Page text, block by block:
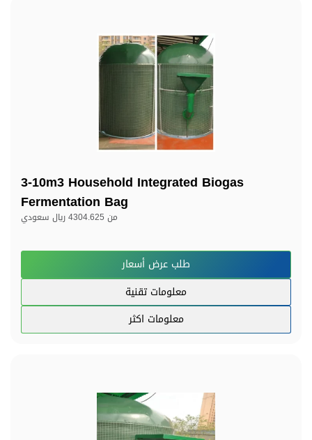
3-10m3 Household Integrated Biogas
Fermentation Bag
من 4304.625 ريال سعودي
طلب عرض أسعار
معلومات تقنية
معلومات اكثر